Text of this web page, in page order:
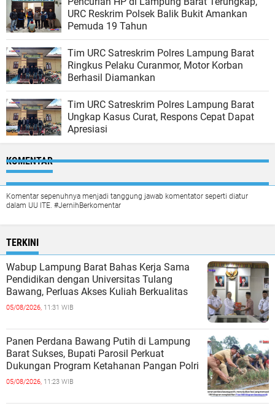
URC Reskrim Polsek Balik Bukit Amankan
Pemuda 19 Tahun
Tim URC Satreskrim Polres Lampung Barat
Ringkus Pelaku Curanmor, Motor Korban
Berhasil Diamankan
Tim URC Satreskrim Polres Lampung Barat
Ungkap Kasus Curat, Respons Cepat Dapat
Apresiasi
KOMENTAR
Komentar sepenuhnya menjadi tanggung jawab komentator seperti diatur
dalam UU ITE. #JernihBerkomentar
TERKINI
Wabup Lampung Barat Bahas Kerja Sama
Pendidikan dengan Universitas Tulang
Bawang, Perluas Akses Kuliah Berkualitas
05/08/2026, 11:31 WIB
Panen Perdana Bawang Putih di Lampung
Barat Sukses, Bupati Parosil Perkuat
Dukungan Program Ketahanan Pangan Polri
05/08/2026, 11:23 WIB